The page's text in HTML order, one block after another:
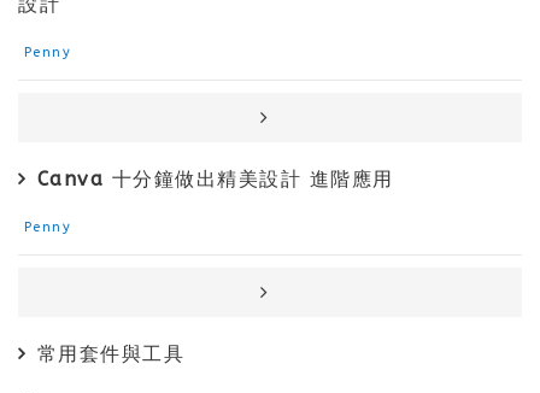
Penny
Canva 十分鐘做出精美設計 進階應用
Penny
常用套件與工具